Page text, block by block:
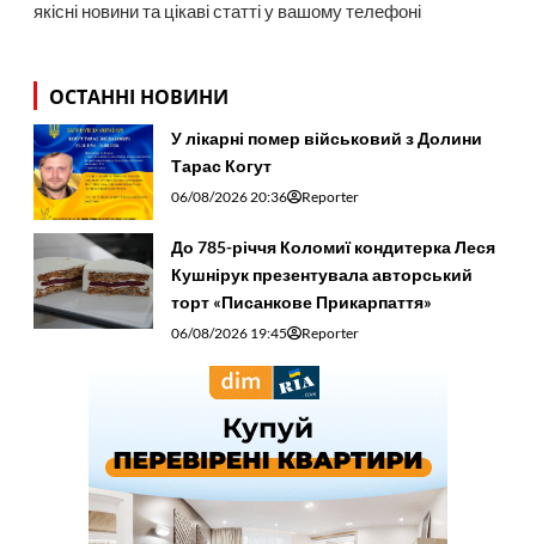
якісні новини та цікаві статті у вашому телефоні
ОСТАННІ НОВИНИ
У лікарні помер військовий з Долини
Тарас Когут
06/08/2026 20:36 Reporter
До 785-річчя Коломиї кондитерка Леся
Кушнірук презентувала авторський
торт «Писанкове Прикарпаття»
06/08/2026 19:45 Reporter